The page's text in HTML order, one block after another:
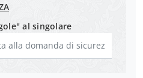
al singolare